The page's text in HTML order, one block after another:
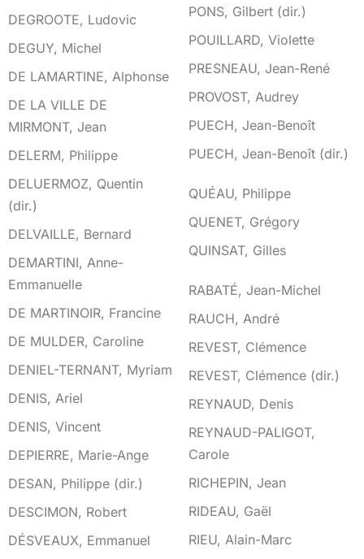
DEGROOTE, Ludovic
DEGUY, Michel
DE LAMARTINE, Alphonse
DE LA VILLE DE
MIRMONT, Jean
DELERM, Philippe
DELUERMOZ, Quentin
(dir.)
DELVAILLE, Bernard
DEMARTINI, Anne-
Emmanuelle
DE MARTINOIR, Francine
DE MULDER, Caroline
DENIEL-TERNANT, Myriam
DENIS, Ariel
DENIS, Vincent
DEPIERRE, Marie-Ange
DESAN, Philippe (dir.)
DESCIMON, Robert
DÉSVEAUX, Emmanuel
PONS, Gilbert (dir.)
POUILLARD, Violette
PRESNEAU, Jean-René
PROVOST, Audrey
PUECH, Jean-Benoît
PUECH, Jean-Benoît (dir.)
Q
QUÉAU, Philippe
QUENET, Grégory
QUINSAT, Gilles
R
RABATÉ, Jean-Michel
RAUCH, André
REVEST, Clémence
REVEST, Clémence (dir.)
REYNAUD, Denis
REYNAUD-PALIGOT,
Carole
RICHEPIN, Jean
RIDEAU, Gaël
RIEU, Alain-Marc